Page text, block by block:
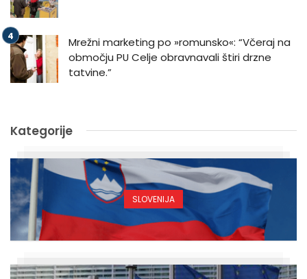
Mrežni marketing po »romunsko«: “Včeraj na
območju PU Celje obravnavali štiri drzne
tatvine.”
Kategorije
SLOVENIJA